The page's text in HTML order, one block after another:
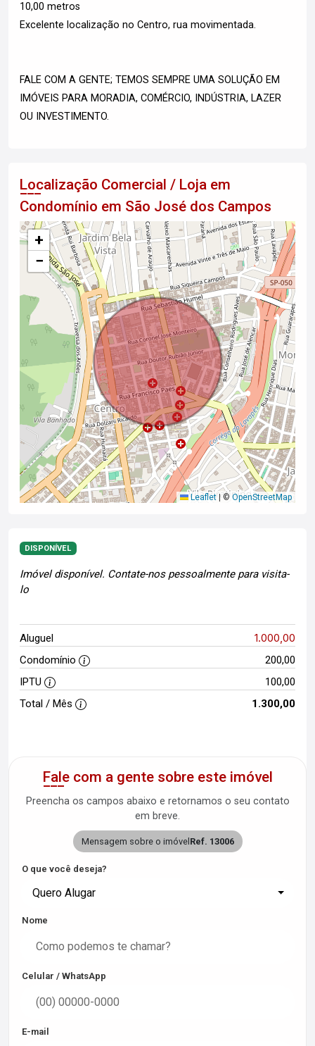
10,00 metros
Excelente localização no Centro, rua movimentada.
FALE COM A GENTE; TEMOS SEMPRE UMA SOLUÇÃO EM
IMÓVEIS PARA MORADIA, COMÉRCIO, INDÚSTRIA, LAZER
OU INVESTIMENTO.
Localização Comercial / Loja em
Condomínio em São José dos Campos
+
−
Leaflet |© OpenStreetMap
DISPONÍVEL
Imóvel disponível. Contate-nos pessoalmente para visita-
lo
Aluguel 1.000,00
Condomínio
200,00
IPTU
100,00
Total / Mês
1.300,00
Fale com a gente sobre este imóvel
Preencha os campos abaixo e retornamos o seu contato
em breve.
Mensagem sobre o imóvel Ref. 13006
O que você deseja?
Quero Alugar
Nome
Celular / WhatsApp
E-mail